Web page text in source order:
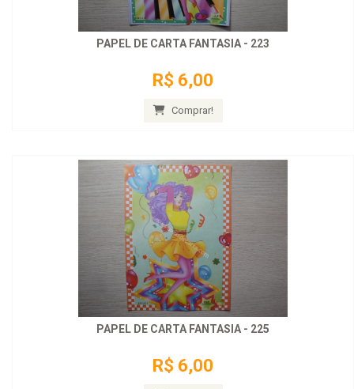
PAPEL DE CARTA FANTASIA - 223
R$ 6,00
Comprar!
PAPEL DE CARTA FANTASIA - 225
R$ 6,00